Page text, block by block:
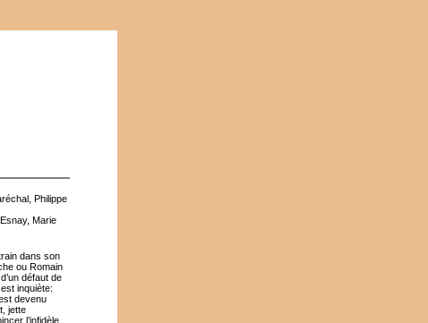
Philippe
Marie
dans son
ou Romain
défaut de
inquiète:
devenu
jette
l’infidèle.